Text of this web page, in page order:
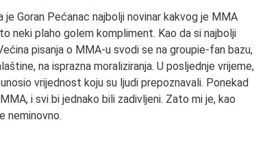
Goran Pećanac najbolji novinar kakvog je MMA
neki plaho golem kompliment. Kao da si najbolji
pisanja o MMA-u svodi se na groupie-fan bazu,
na isprazna moraliziranja. U posljednje vrijeme,
vrijednost koju su ljudi prepoznavali. Ponekad
i svi bi jednako bili zadivljeni. Zato mi je, kao
neminovno.